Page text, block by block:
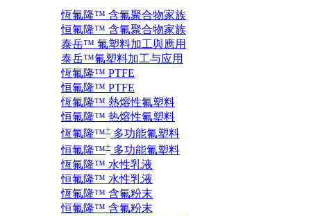
恆氟隆™ 含氟聚合物家族
恒氟隆™ 含氟聚合物家族
泰岳™ 氟塑料加工與應用
泰岳™氟塑料加工与应用
恆氟隆™ PTFE
恒氟隆™ PTFE
恆氟隆™ 熱熔性氟塑料
恒氟隆™ 热熔性氟塑料
恆氟隆™+ 多功能氟塑料
恒氟隆™+ 多功能氟塑料
恆氟隆™ 水性乳液
恒氟隆™ 水性乳液
恆氟隆™ 含氟粉末
恒氟隆™ 含氟粉末